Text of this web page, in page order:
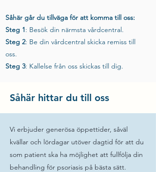
Såhär går du tillväga för att komma till oss:
Steg 1: Besök din närmsta vårdcentral.
Steg 2: Be din vårdcentral skicka remiss till
oss.
Steg 3: Kallelse från oss skickas till dig.
Såhär hittar du till oss
Vi erbjuder generösa öppettider, såväl
kvällar och lördagar utöver dagtid för att du
som patient ska ha möjlighet att fullfölja din
behandling för psoriasis på bästa sätt.